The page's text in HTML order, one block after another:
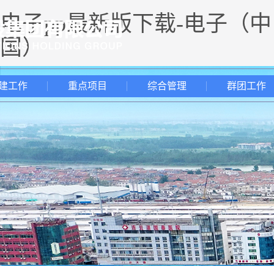
电子pp最新版下载-电子（中
国）
工作 重点项目 综合管理 群团工作